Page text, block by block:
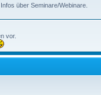
über Seminare/Webinare.
vor.